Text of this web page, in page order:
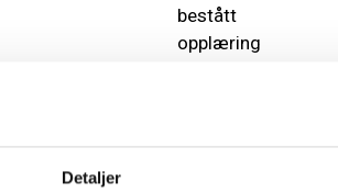
Detaljer
bestått
opplæring
veg- og